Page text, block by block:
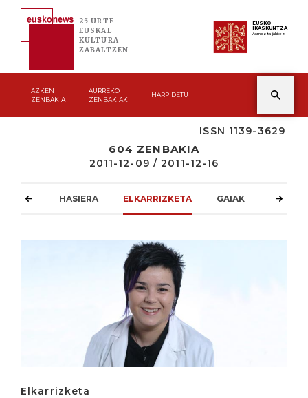
25 URTE
EUSKAL
KULTURA
ZABALTZEN
EUSKO
IKASKUNTZA
Asmoz ta jakitez
AZKEN
ZENBAKIA
AURREKO
ZENBAKIAK
HARPIDETU
ISSN 1139-3629
604 ZENBAKIA
2011-12-09 / 2011-12-16
HASIERA ELKARRIZKETA GAIAK
Elkarrizketa